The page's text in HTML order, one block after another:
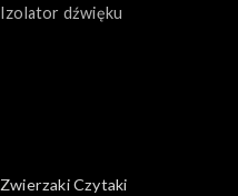
Izolator dźwięku
Zwierzaki Czytaki